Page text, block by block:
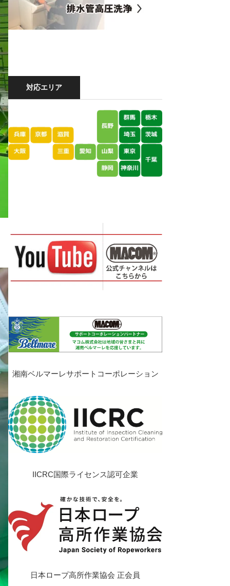
対応エリア
湘南ベルマーレサポートコーポレーション
IICRC国際ライセンス認可企業
日本ロープ高所作業協会 正会員